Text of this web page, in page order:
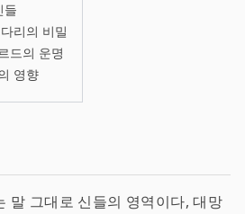
들
리의 비밀
드의 운명
영향
말 그대로 신들의 영역이다, 대망